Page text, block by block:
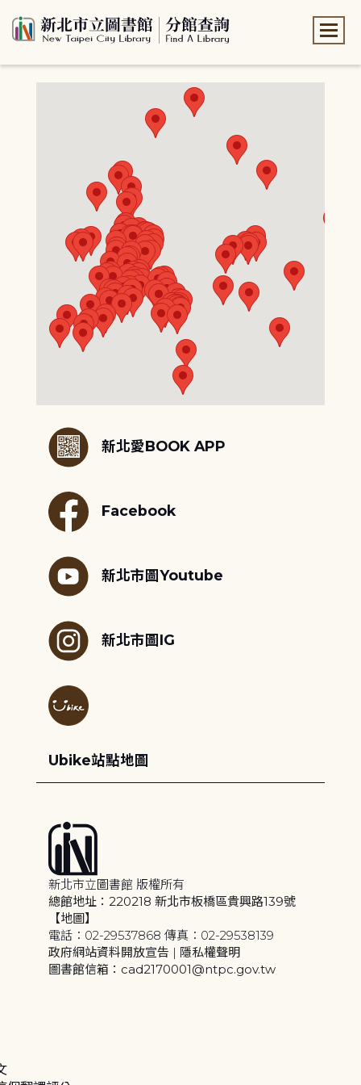
新北愛BOOK APP
Facebook
新北市圖Youtube
新北市圖IG
Ubike站點地圖
新北市立圖書館 版權所有
總館地址：220218 新北市板橋區貴興路139號
【地圖】
電話：02-29537868 傳真：02-29538139
政府網站資料開放宣告 | 隱私權聲明
圖書館信箱：cad2170001@ntpc.gov.tw